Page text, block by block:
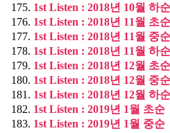
1st Listen : 2018년 10월 하순
1st Listen : 2018년 11월 초순
1st Listen : 2018년 11월 중순
1st Listen : 2018년 11월 하순
1st Listen : 2018년 12월 초순
1st Listen : 2018년 12월 중순
1st Listen : 2018년 12월 하순
1st Listen : 2019년 1월 초순
1st Listen : 2019년 1월 중순